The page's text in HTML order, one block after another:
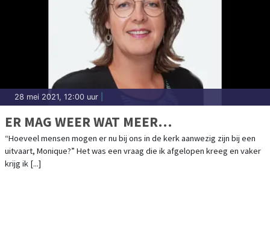
28 mei 2021, 12:00 uur
ER MAG WEER WAT MEER…
“Hoeveel mensen mogen er nu bij ons in de kerk aanwezig zijn bij een
uitvaart, Monique?” Het was een vraag die ik afgelopen kreeg en vaker
krijg ik [...]